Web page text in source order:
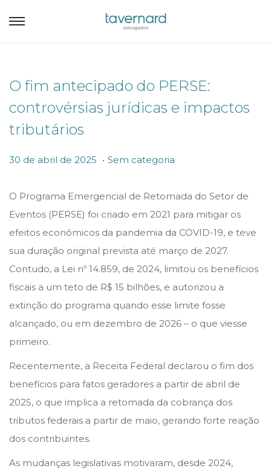
O fim antecipado do PERSE:
controvérsias jurídicas e impactos
tributários
P
s
t
e
d
o
n
30 de abril de 2025 3
d
e
a
b
r
l
d
. P
s
t
e
d
i
n
Sem categoria
O Programa Emergencial de Retomada do Setor de
Eventos (PERSE) foi criado em 2021 para mitigar os
efeitos econômicos da pandemia da COVID-19, e teve
sua duração original prevista até março de 2027.
Contudo, a Lei nº 14.859, de 2024, limitou os benefícios
fiscais a um teto de R$ 15 bilhões, e autorizou a
extinção do programa quando esse limite fosse
alcançado, ou em dezembro de 2026 – o que viesse
primeiro.
Recentemente, a Receita Federal declarou o fim dos
benefícios para fatos geradores a partir de abril de
2025, o que implica a retomada da cobrança dos
tributos federais a partir de maio, gerando forte reação
dos contribuintes.
As mudanças legislativas motivaram, desde 2024,